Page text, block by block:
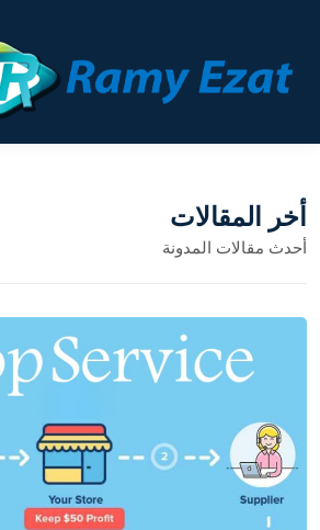
أخر المقالات
أحدث مقالات المدونة